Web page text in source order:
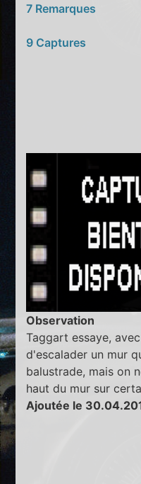
7 Remarques
9 Captures
Observation
Taggart essaye,
d'escalader un mur
balustrade, mais on
haut du mur sur
Ajoutée le